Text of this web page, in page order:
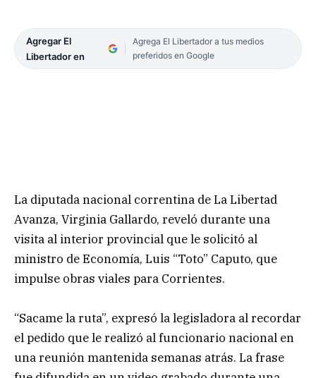
Agregar El
Libertador en
Agrega El Libertador a tus medios
preferidos en Google
La diputada nacional correntina de La Libertad
Avanza, Virginia Gallardo, reveló durante una
visita al interior provincial que le solicitó al
ministro de Economía, Luis “Toto” Caputo, que
impulse obras viales para Corrientes.
“Sacame la ruta”, expresó la legisladora al recordar
el pedido que le realizó al funcionario nacional en
una reunión mantenida semanas atrás. La frase